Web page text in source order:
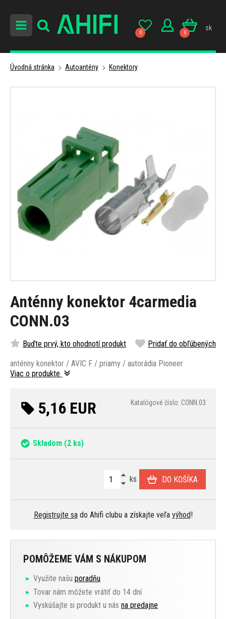
0 0
sk
Úvodná stránka Autoantény Konektory
Anténny konektor 4carmedia
CONN.03
Buďte prvý, kto ohodnotí produkt Pridať do obľúbených
anténny konektor / AVIC F / priamy / autorádia Pioneer
Viac o produkte
5,16 EUR Katalógové číslo: CONN.03
Skladom (2 ks)
ks DO KOŠÍKA
Registrujte sado Ahifi clubu a získajte veľa výhod!
POMÔŽEME VÁM S NÁKUPOM
Využite našu poradňu
Tovar nám môžete vrátiť do 14 dní
Vyskúšajte si produkt u nás na predajne